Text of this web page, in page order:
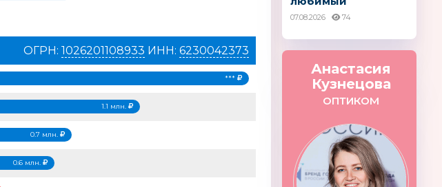
доктор Смешарики. Начало FLORALE Asalvo
ОГРН: 1026201108933 ИНН: 6230042373
***
1.1 млн.
0.7 млн.
0.6 млн.
07.08.2026 74
Анастасия
Кузнецова
ОПТИКОМ